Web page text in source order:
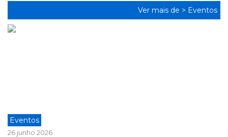
Ver mais de > Eventos
Eventos
26 junho 2026